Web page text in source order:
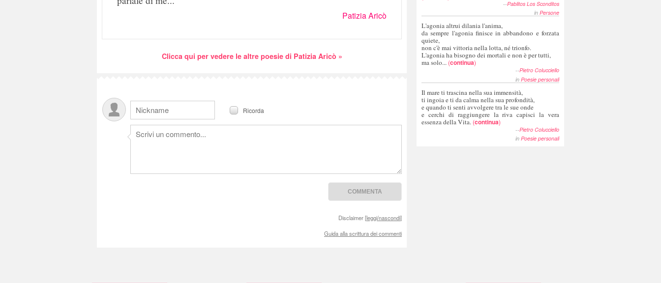
Patizia Aricò
Clicca qui per vedere le altre poesie di Patizia Aricò »
Ricorda
Disclaimer [leggi/nascondi]
Guida alla scrittura dei commenti
--Pablitos Los Sconditos
in Persone
L'agonia altrui dilania l'anima,
da sempre l'agonia finisce in abbandono e forzata
quiete,
non c'è mai vittoria nella lotta, né trionfo.
L'agonia ha bisogno dei mortali e non è per tutti,
ma solo... (continua)
--Pietro Colucciello
in Poesie personali
Il mare ti trascina nella sua immensità,
ti ingoia e ti da calma nella sua profondità,
e quando ti senti avvolgere tra le sue onde
e cerchi di raggiungere la riva capisci la vera
essenza della Vita. (continua)
--Pietro Colucciello
in Poesie personali